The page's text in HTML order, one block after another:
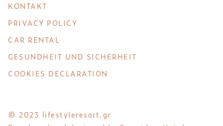
KONTAKT
PRIVACY POLICY
CAR RENTAL
GESUNDHEIT UND SICHERHEIT
COOKIES DECLARATION
© 2023 lifestyleresort.gr